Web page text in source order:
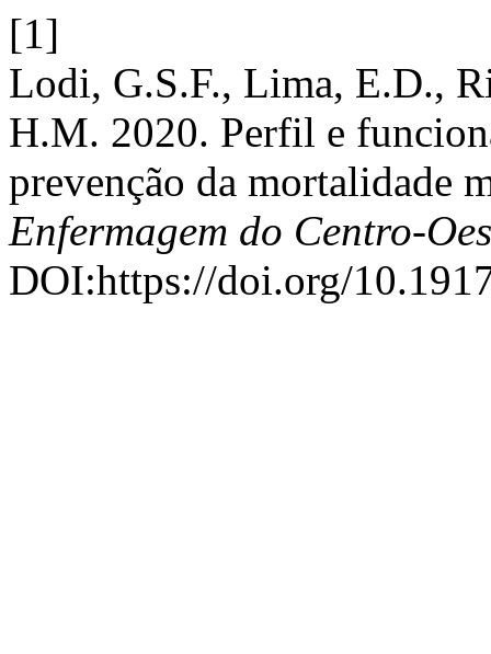
[1]
Lodi, G.S.F., Lima, E.D.,
H.M. 2020. Perfil e
prevenção da mortalidade
Enfermagem do Centro-
DOI:https://doi.org/